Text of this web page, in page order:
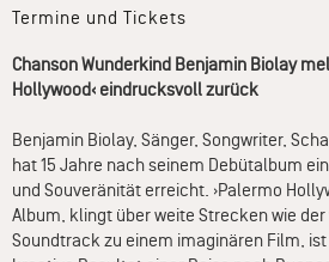
Termine und Tickets
Chanson Wunderkind Benjamin Biolay
Hollywood‹ eindrucksvoll zurück
Benjamin Biolay, Sänger, Songwriter,
hat 15 Jahre nach seinem Debütalbum
und Souveränität erreicht. ›Palermo
Album, klingt über weite Strecken wie
Soundtrack zu einem imaginären Film,